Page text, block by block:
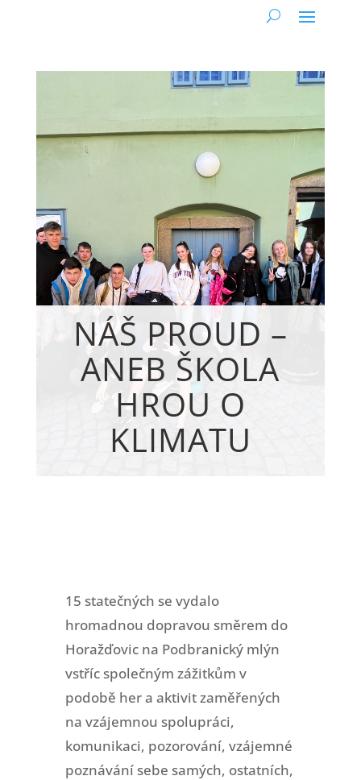
NÁŠ PROUD –
ANEB ŠKOLA
HROU O
KLIMATU
15 statečných se vydalo
hromadnou dopravou směrem do
Horažďovic na Podbranický mlýn
vstříc společným zážitkům v
podobě her a aktivit zaměřených
na vzájemnou spolupráci,
komunikaci, pozorování, vzájemné
poznávání sebe samých, ostatních,